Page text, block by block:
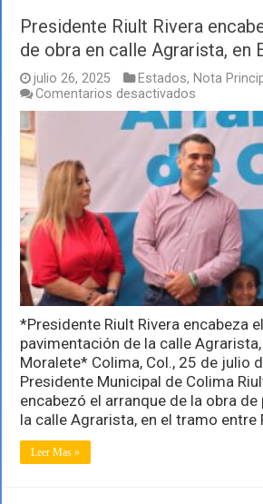
Presidente Riult Rivera
de obra en calle Agrarista, en
julio 26, 2025 Estados, Nota
Comentarios desactivados
Presidente
Riult
Rivera
encabeza
el
arranque
de
obra
en
calle
Agrarista,
en
El
Moralete
*Presidente Riult Rivera encabeza
pavimentación de la calle Agrarista,
Moralete* Colima, Col., 25 de julio
Presidente Municipal de Colima
encabezó el arranque de la obra
la calle Agrarista, en el tramo entre
Leer Mas »